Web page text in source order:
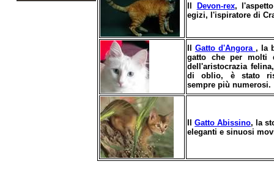
Devon-rex,
egizi, l'ispiratore di
Gatto d'Angora , la
gatto che per molti
dell'aristocrazia
di oblio, è stato
sempre più numerosi.
IlGatto Abissino, la
eleganti e sinuosi